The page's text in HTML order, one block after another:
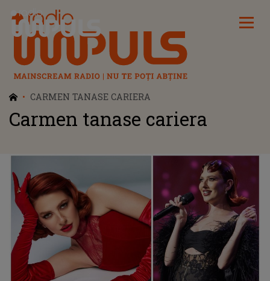
Radio Impuls
CARMEN TANASE CARIERA
Carmen tanase cariera